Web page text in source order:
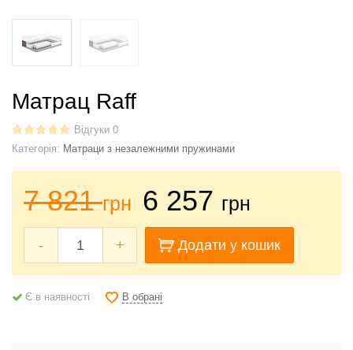
Матрац Raff
Відгуки 0
Категорія: Матраци з незалежними пружинами
7 821грн 6 257 грн
- + Додати у кошик
Є в наявності В обрані